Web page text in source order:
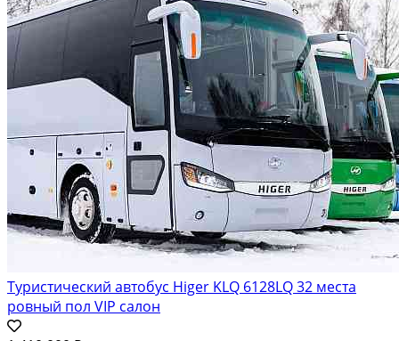
Туристический автобус Higer KLQ 6128LQ 32 места
ровный пол VIP салон